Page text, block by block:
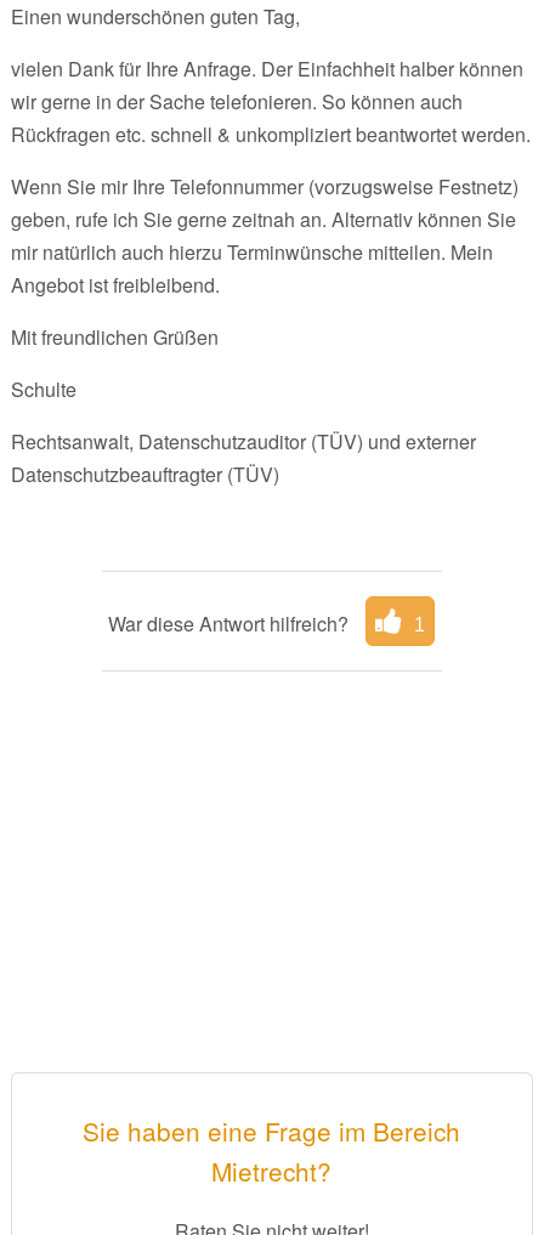
Einen wunderschönen guten Tag,
vielen Dank für Ihre Anfrage. Der Einfachheit halber können
wir gerne in der Sache telefonieren. So können auch
Rückfragen etc. schnell & unkompliziert beantwortet werden.
Wenn Sie mir Ihre Telefonnummer (vorzugsweise Festnetz)
geben, rufe ich Sie gerne zeitnah an. Alternativ können Sie
mir natürlich auch hierzu Terminwünsche mitteilen. Mein
Angebot ist freibleibend.
Mit freundlichen Grüßen
Schulte
Rechtsanwalt, Datenschutzauditor (TÜV) und externer
Datenschutzbeauftragter (TÜV)
War diese Antwort hilfreich? 1
Sie haben eine Frage im Bereich
Mietrecht?